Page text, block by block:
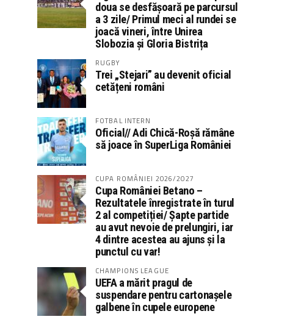
doua se desfășoară pe parcursul
a 3 zile/ Primul meci al rundei se
joacă vineri, între Unirea
Slobozia și Gloria Bistrița
RUGBY
Trei „Stejari” au devenit oficial
cetățeni români
FOTBAL INTERN
Oficial// Adi Chică-Roșă rămâne
să joace în SuperLiga României
CUPA ROMÂNIEI 2026/2027
Cupa României Betano –
Rezultatele înregistrate în turul
2 al competiției/ Șapte partide
au avut nevoie de prelungiri, iar
4 dintre acestea au ajuns și la
punctul cu var!
CHAMPIONS LEAGUE
UEFA a mărit pragul de
suspendare pentru cartonașele
galbene în cupele europene